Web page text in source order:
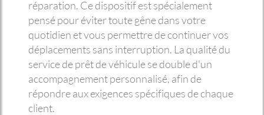
réparation. Ce dispositif est spécialement
pensé pour éviter toute gêne dans votre
quotidien et vous permettre de continuer vos
déplacements sans interruption. La qualité du
service de prêt de véhicule se double d'un
accompagnement personnalisé, afin de
répondre aux exigences spécifiques de chaque
client.